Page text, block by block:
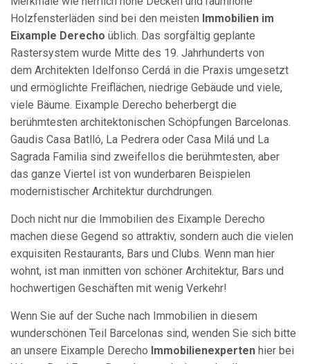
Holzfensterläden sind bei den meisten Immobilien im
Eixample Derecho üblich. Das sorgfältig geplante
Rastersystem wurde Mitte des 19. Jahrhunderts von
dem Architekten Idelfonso Cerdá in die Praxis umgesetzt
und ermöglichte Freiflächen, niedrige Gebäude und viele,
viele Bäume. Eixample Derecho beherbergt die
berühmtesten architektonischen Schöpfungen Barcelonas.
Gaudis Casa Batlló, La Pedrera oder Casa Milá und La
Sagrada Familia sind zweifellos die berühmtesten, aber
das ganze Viertel ist von wunderbaren Beispielen
modernistischer Architektur durchdrungen.
Doch nicht nur die Immobilien des Eixample Derecho
machen diese Gegend so attraktiv, sondern auch die vielen
exquisiten Restaurants, Bars und Clubs. Wenn man hier
wohnt, ist man inmitten von schöner Architektur, Bars und
hochwertigen Geschäften mit wenig Verkehr!
Wenn Sie auf der Suche nach Immobilien in diesem
wunderschönen Teil Barcelonas sind, wenden Sie sich bitte
an unsere Eixample Derecho Immobilienexperten hier bei